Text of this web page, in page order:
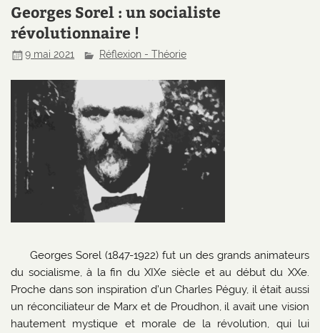
Georges Sorel : un socialiste
révolutionnaire !
9 mai 2021 Réflexion - Théorie
Georges Sorel (1847-1922) fut un des grands animateurs
du socialisme, à la fin du XIXe siècle et au début du XXe.
Proche dans son inspiration d’un Charles Péguy, il était aussi
un réconciliateur de Marx et de Proudhon, il avait une vision
hautement mystique et morale de la révolution, qui lui